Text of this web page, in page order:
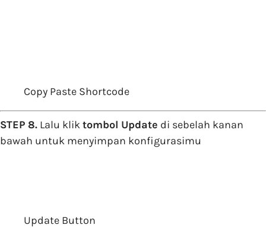
Copy Paste Shortcode
STEP 8. Lalu kliktombol Update di sebelah kanan
bawah untuk menyimpan konfigurasimu
Update Button